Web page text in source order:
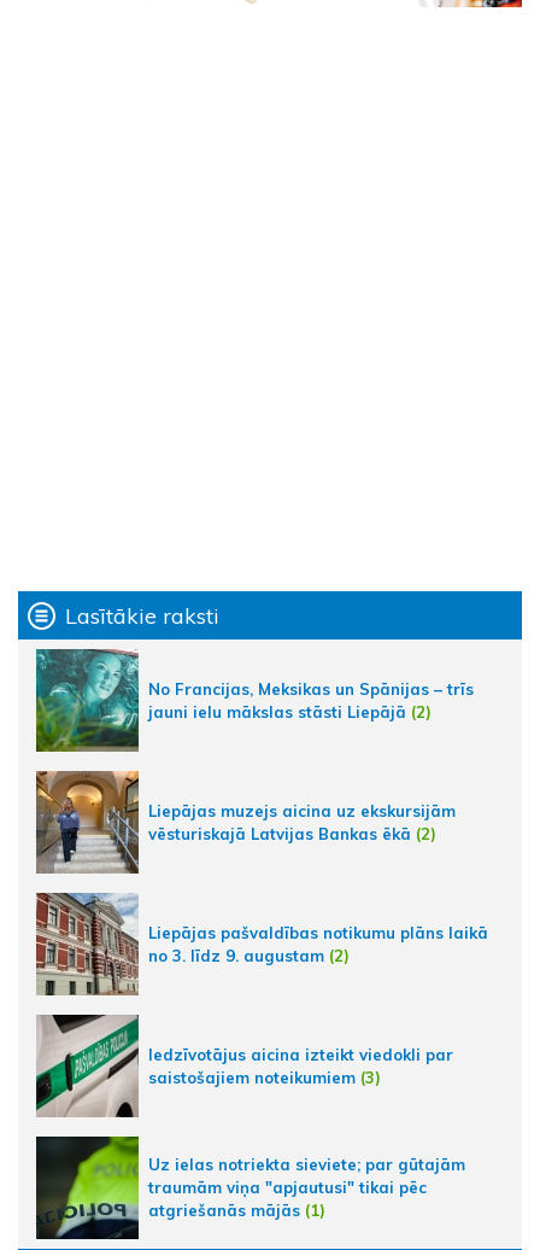
Lasītākie raksti
No Francijas, Meksikas un Spānijas – trīs
jauni ielu mākslas stāsti Liepājā (2)
Liepājas muzejs aicina uz ekskursijām
vēsturiskajā Latvijas Bankas ēkā (2)
Liepājas pašvaldības notikumu plāns laikā
no 3. līdz 9. augustam (2)
Iedzīvotājus aicina izteikt viedokli par
saistošajiem noteikumiem (3)
Uz ielas notriekta sieviete; par gūtajām
traumām viņa "apjautusi" tikai pēc
atgriešanās mājās (1)